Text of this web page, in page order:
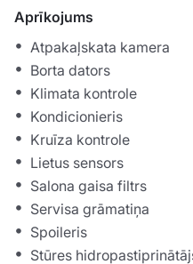
Aprīkojums
Atpakaļskata kamera
Borta dators
Klimata kontrole
Kondicionieris
Kruīza kontrole
Lietus sensors
Salona gaisa filtrs
Servisa grāmatiņa
Spoileris
Stūres